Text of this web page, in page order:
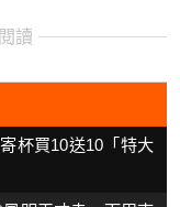
讀
杯買10送10「特大